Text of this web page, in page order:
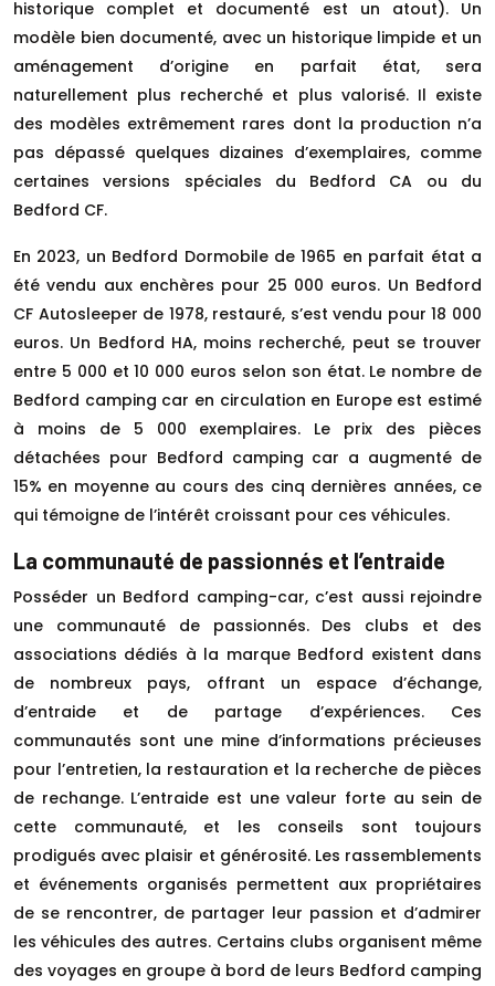
historique complet et documenté est un atout). Un
modèle bien documenté, avec un historique limpide et un
aménagement d’origine en parfait état, sera
naturellement plus recherché et plus valorisé. Il existe
des modèles extrêmement rares dont la production n’a
pas dépassé quelques dizaines d’exemplaires, comme
certaines versions spéciales du Bedford CA ou du
Bedford CF.
En 2023, un Bedford Dormobile de 1965 en parfait état a
été vendu aux enchères pour 25 000 euros. Un Bedford
CF Autosleeper de 1978, restauré, s’est vendu pour 18 000
euros. Un Bedford HA, moins recherché, peut se trouver
entre 5 000 et 10 000 euros selon son état. Le nombre de
Bedford camping car en circulation en Europe est estimé
à moins de 5 000 exemplaires. Le prix des pièces
détachées pour Bedford camping car a augmenté de
15% en moyenne au cours des cinq dernières années, ce
qui témoigne de l’intérêt croissant pour ces véhicules.
La communauté de passionnés et l’entraide
Posséder un Bedford camping-car, c’est aussi rejoindre
une communauté de passionnés. Des clubs et des
associations dédiés à la marque Bedford existent dans
de nombreux pays, offrant un espace d’échange,
d’entraide et de partage d’expériences. Ces
communautés sont une mine d’informations précieuses
pour l’entretien, la restauration et la recherche de pièces
de rechange. L’entraide est une valeur forte au sein de
cette communauté, et les conseils sont toujours
prodigués avec plaisir et générosité. Les rassemblements
et événements organisés permettent aux propriétaires
de se rencontrer, de partager leur passion et d’admirer
les véhicules des autres. Certains clubs organisent même
des voyages en groupe à bord de leurs Bedford camping